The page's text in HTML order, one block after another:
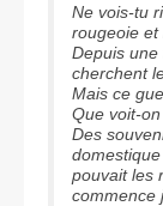
Ne vois-tu
rougeoie et
Depuis
cherchent
Mais ce
Que voit-
Des
pouvait les
commence